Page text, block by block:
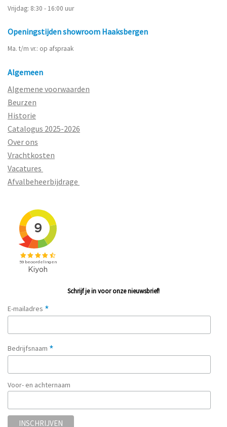
Vrijdag: 8:30 - 16:00 uur
Openingstijden showroom Haaksbergen
Ma. t/m vr.: op afspraak
Algemeen
Algemene voorwaarden
Beurzen
Historie
Catalogus 2025-2026
Over ons
Vrachtkosten
Vacatures
Afvalbeheerbijdrage
Schrijf je in voor onze nieuwsbrief!
E-mailadres *
Bedrijfsnaam *
Voor- en achternaam